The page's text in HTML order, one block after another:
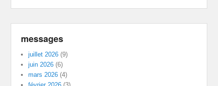
messages
juillet 2026 (9)
juin 2026 (6)
mars 2026 (4)